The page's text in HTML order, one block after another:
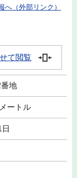
へ（外部リンク）
て閲覧
地
ートル